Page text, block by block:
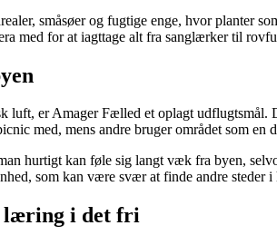
småsøer og fugtige enge, hvor planter
med for at iagttage alt fra sanglærker til
luft, er Amager Fælled et oplagt udflugtsmål.
med, mens andre bruger området som en
hurtigt kan føle sig langt væk fra byen,
som kan være svær at finde andre steder i
læring i det fri